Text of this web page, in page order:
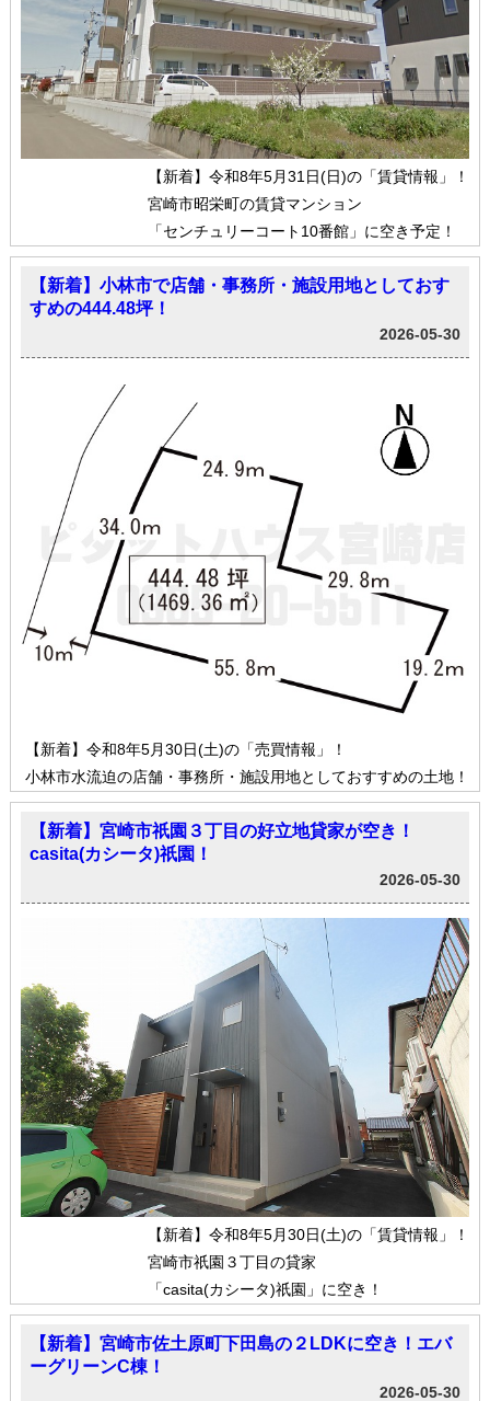
【新着】令和8年5月31日(日)の「賃貸情報」！
宮崎市昭栄町の賃貸マンション
「センチュリーコート10番館」に空き予定！
【新着】小林市で店舗・事務所・施設用地としておす
すめの444.48坪！
2026-05-30
【新着】令和8年5月30日(土)の「売買情報」！
小林市水流迫の店舗・事務所・施設用地としておすすめの土地！
【新着】宮崎市祇園３丁目の好立地貸家が空き！
casita(カシータ)祇園！
2026-05-30
【新着】令和8年5月30日(土)の「賃貸情報」！
宮崎市祇園３丁目の貸家
「casita(カシータ)祇園」に空き！
【新着】宮崎市佐土原町下田島の２LDKに空き！エバ
ーグリーンC棟！
2026-05-30